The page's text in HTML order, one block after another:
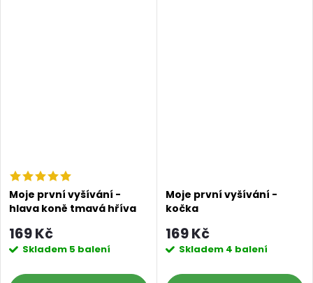
Moje první vyšívání -
hlava koně tmavá hříva
169 Kč
Skladem 5 balení
Moje první vyšívání -
kočka
169 Kč
Skladem 4 balení